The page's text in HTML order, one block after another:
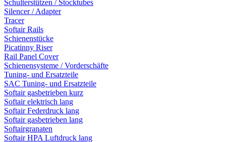
Schulterstützen / Stocktubes
Silencer / Adapter
Tracer
Softair Rails
Schienenstücke
Picatinny Riser
Rail Panel Cover
Schienensysteme / Vorderschäfte
Tuning- und Ersatzteile
SAC Tuning- und Ersatzteile
Softair gasbetrieben kurz
Softair elektrisch lang
Softair Federdruck lang
Softair gasbetrieben lang
Softairgranaten
Softair HPA Luftdruck lang